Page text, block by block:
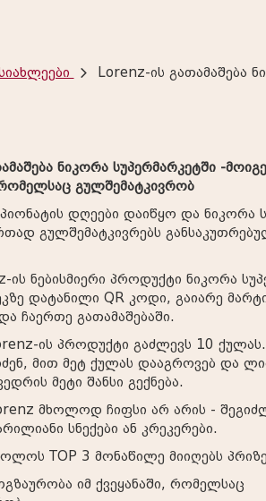
Lorenz-ის გათამაშება
ნიკორა სუპერმარკეტში -
რომელსაც გულშემატკივრობ
დღეები დაიწყო და ნიკორა
გულშემატკივრებს
ის ნებისმიერი პროდუქტი ნიკორა
დატანილი QR კოდი, გაიარე
ჩაერთე გათამაშებაში.
ის პროდუქტი გაძლევს 10
მით მეტ ქულას დააგროვებ და
მეტი შანსი გექნება.
მხოლოდ ჩიფსი არ არის -
სნექები ან კრეკერები.
TOP 3 მონაწილე მიიღებს
იმ ქვეყანაში, რომელსაც